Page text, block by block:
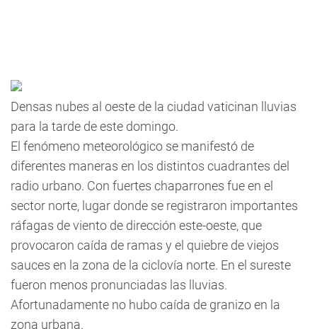
Densas nubes al oeste de la ciudad vaticinan lluvias
para la tarde de este domingo.
El fenómeno meteorológico se manifestó de
diferentes maneras en los distintos cuadrantes del
radio urbano. Con fuertes chaparrones fue en el
sector norte, lugar donde se registraron importantes
ráfagas de viento de dirección este-oeste, que
provocaron caída de ramas y el quiebre de viejos
sauces en la zona de la ciclovía norte. En el sureste
fueron menos pronunciadas las lluvias.
Afortunadamente no hubo caída de granizo en la
zona urbana.